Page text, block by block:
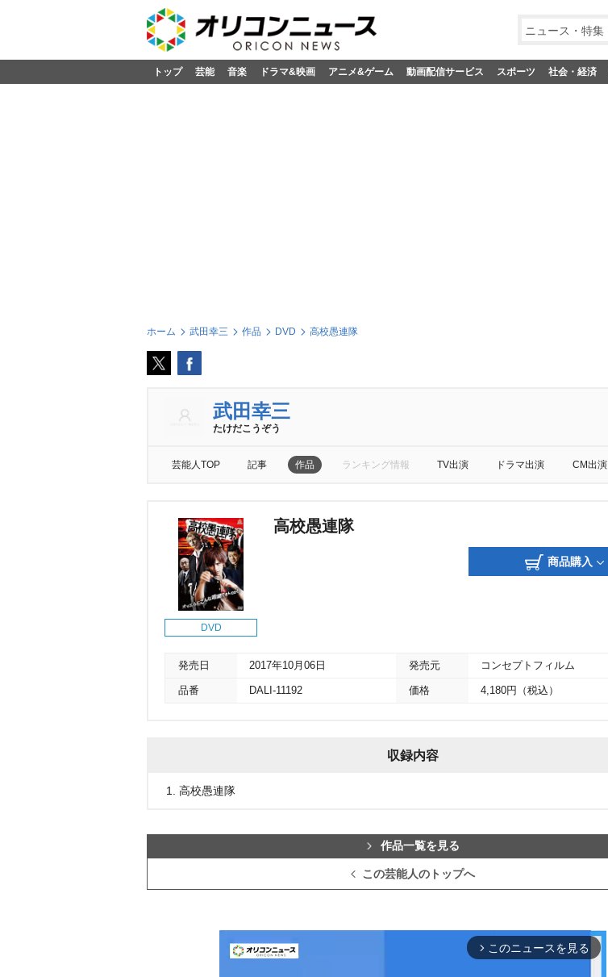
ニュース・特集
トップ 芸能 音楽 ドラマ&映画 アニメ&ゲーム 動画配信サービス スポーツ 社会・経済
ホーム 武田幸三 作品 DVD 高校愚連隊
武田幸三
たけだこうぞう
芸能人TOP 記事 作品 ランキング情報 TV出演 ドラマ出演 CM出演
DVD
高校愚連隊
商品購入
発売日 2017年10月06日 発売元 コンセプトフィルム
品番 DALI-11192 価格 4,180円（税込）
収録内容
1. 高校愚連隊
作品一覧を見る
この芸能人のトップへ
arrow_forward_ios このニュースを見る